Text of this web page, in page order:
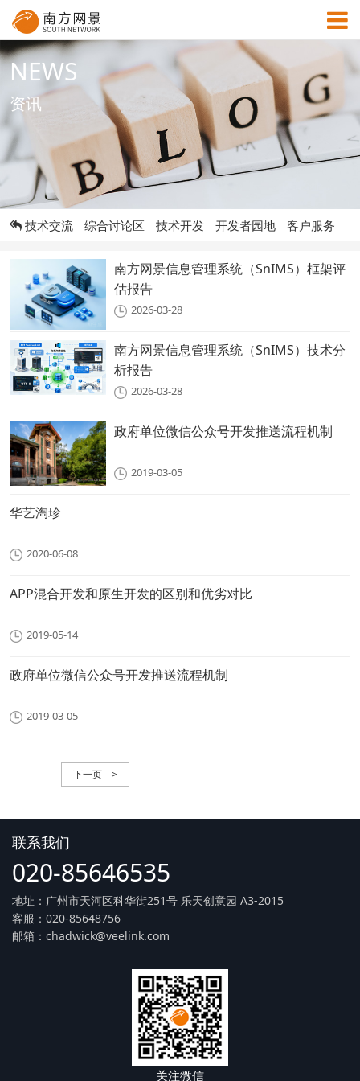
MENU
首页
成功案例
解决方案
NEWS
资讯
技术交流 综合讨论区 技术开发 开发者园地 客户服务
南方网景信息管理系统（SnIMS）框架评
估报告
2026-03-28
南方网景信息管理系统（SnIMS）技术分
析报告
2026-03-28
政府单位微信公众号开发推送流程机制
2019-03-05
华艺淘珍
2020-06-08
APP混合开发和原生开发的区别和优劣对比
2019-05-14
政府单位微信公众号开发推送流程机制
2019-03-05
下一页 >
关注微信
联系我们
020-85646535
地址：广州市天河区科华街251号 乐天创意园 A3-2015
客服：020-85648756
邮箱：chadwick@veelink.com